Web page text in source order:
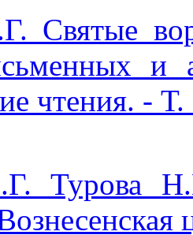
Святые
и
чтения. -
Турова